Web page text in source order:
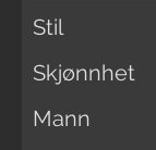
Stil
Skjønnhet
Mann